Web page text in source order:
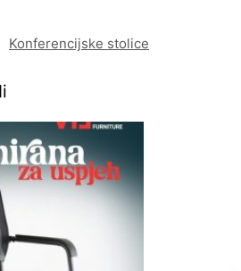
Konferencijske stolice